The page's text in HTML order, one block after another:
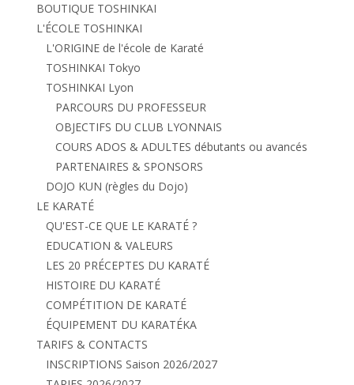
BOUTIQUE TOSHINKAI
L'ÉCOLE TOSHINKAI
L'ORIGINE de l'école de Karaté
TOSHINKAI Tokyo
TOSHINKAI Lyon
PARCOURS DU PROFESSEUR
OBJECTIFS DU CLUB LYONNAIS
COURS ADOS & ADULTES débutants ou avancés
PARTENAIRES & SPONSORS
DOJO KUN (règles du Dojo)
LE KARATÉ
QU'EST-CE QUE LE KARATÉ ?
EDUCATION & VALEURS
LES 20 PRÉCEPTES DU KARATÉ
HISTOIRE DU KARATÉ
COMPÉTITION DE KARATÉ
ÉQUIPEMENT DU KARATÉKA
TARIFS & CONTACTS
INSCRIPTIONS Saison 2026/2027